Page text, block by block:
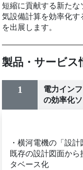
短縮に貢献する新た
気設備計算を効率化
を出展します。
製品・サービス
1
電力イン
の効率化
・横河電機の「設
既存の設計図面か
タベース化